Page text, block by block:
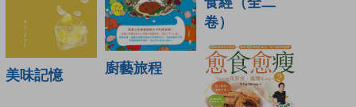
美味記憶 廚藝旅程
卷）